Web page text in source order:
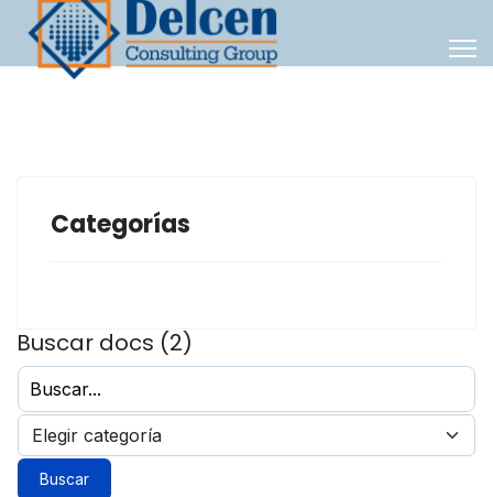
Categorías
Buscar docs (2)